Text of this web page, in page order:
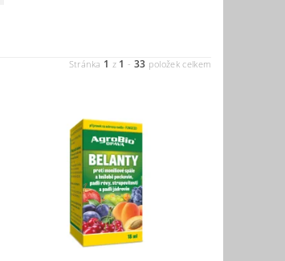
Stránka 1 z 1 - 33 položek celkem